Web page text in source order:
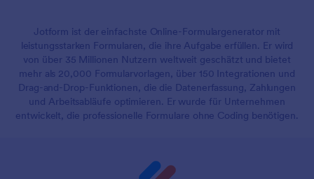
Jotform ist der einfachste Online-Formulargenerator mit
leistungsstarken Formularen, die ihre Aufgabe erfüllen. Er wird
von über 35 Millionen Nutzern weltweit geschätzt und bietet
mehr als 20,000 Formularvorlagen, über 150 Integrationen und
Drag-and-Drop-Funktionen, die die Datenerfassung, Zahlungen
und Arbeitsabläufe optimieren. Er wurde für Unternehmen
entwickelt, die professionelle Formulare ohne Coding benötigen.